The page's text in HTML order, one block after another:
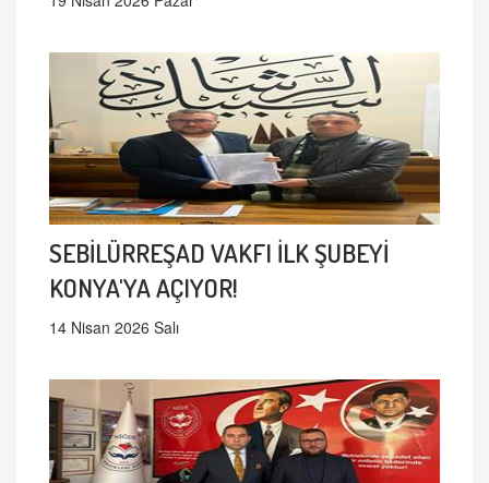
SEBİLÜRREŞAD VAKFI İLK ŞUBEYİ
KONYA'YA AÇIYOR!
14 Nisan 2026 Salı